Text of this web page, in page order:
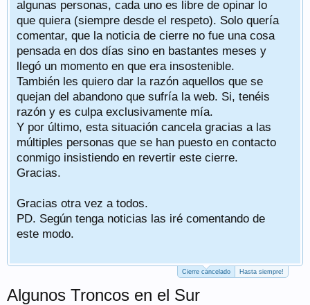
algunas personas, cada uno es libre de opinar lo
que quiera (siempre desde el respeto). Solo quería
comentar, que la noticia de cierre no fue una cosa
pensada en dos días sino en bastantes meses y
llegó un momento en que era insostenible.
También les quiero dar la razón aquellos que se
quejan del abandono que sufría la web. Si, tenéis
razón y es culpa exclusivamente mía.
Y por último, esta situación cancela gracias a las
múltiples personas que se han puesto en contacto
conmigo insistiendo en revertir este cierre.
Gracias.
Gracias otra vez a todos.
PD. Según tenga noticias las iré comentando de
este modo.
Cierre cancelado Hasta siempre!
Algunos Troncos en el Sur